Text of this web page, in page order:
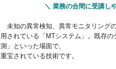
＼ 業務の合間に受講し
未知の異常検知、異常モニタリング
用されている「MTシステム」。既存
測」といった場面で、
重宝されている技術です。